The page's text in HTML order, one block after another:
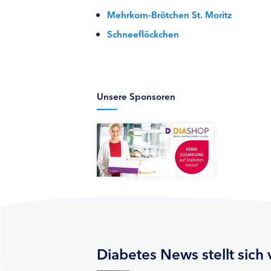
Mehrkorn-Brötchen St. Moritz
Schneeflöckchen
Unsere Sponsoren
Diabetes News stellt sich